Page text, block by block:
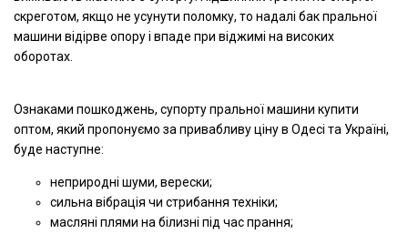
скреготом, якщо не усунути поломку, то надалі бак пральної
машини відірве опору і впаде при віджимі на високих
оборотах.
Ознаками пошкоджень, супорту пральної машини купити
оптом, який пропонуємо за привабливу ціну в Одесі та Україні,
буде наступне:
неприродні шуми, верески;
сильна вібрація чи стрибання техніки;
масляні плями на білизні під час прання;